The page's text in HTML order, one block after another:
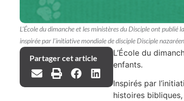
L'École du dimanche et les ministères du Disciple ont publié
inspirée par l'initiative mondiale de disciple Disciple
Partager cet article
L’École du
enfants.
Inspirés par
histoires